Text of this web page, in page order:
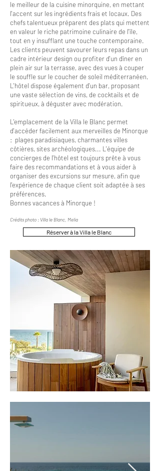
le meilleur de la cuisine minorquine, en mettant
l'accent sur les ingrédients frais et locaux. Des
chefs talentueux préparent des plats qui mettent
en valeur le riche patrimoine culinaire de l'île,
tout en y insufflant une touche contemporaine.
Les clients peuvent savourer leurs repas dans un
cadre intérieur design ou profiter d'un dîner en
plein air sur la terrasse, avec des vues à couper
le souffle sur le coucher de soleil méditerranéen.
L'hôtel dispose également d'un bar, proposant
une vaste sélection de vins, de cocktails et de
spiritueux, à déguster avec modération.
L'emplacement de la Villa le Blanc permet
d'accéder facilement aux merveilles de Minorque
: plages paradisiaques, charmantes villes
côtières, sites archéologiques... L'équipe de
concierges de l'hôtel est toujours prête à vous
faire des recommandations et à vous aider à
organiser des excursions sur mesure, afin que
l'expérience de chaque client soit adaptée à ses
préférences.
Bonnes vacances à Minorque !
Crédits photo : Villa le Blanc, Melia
Réserver à la Villa le Blanc